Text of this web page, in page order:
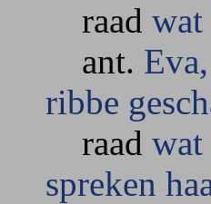
raad wat
ant.
ribbe
raad wat
spreken